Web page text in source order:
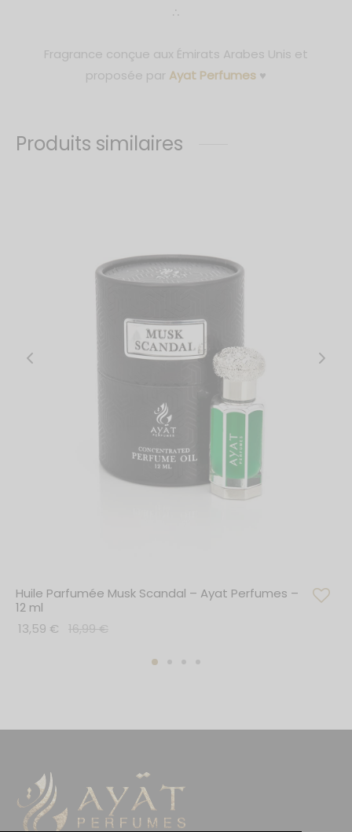
∴
Fragrance conçue aux Émirats Arabes Unis et
proposée par Ayat Perfumes ♥
Produits similaires
Huile Parfumée Musk Scandal – Ayat Perfumes –
12 ml
13,59 € 16,99€